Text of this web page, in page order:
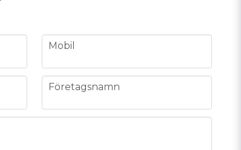
phone
Mobil
company
Företagsnamn